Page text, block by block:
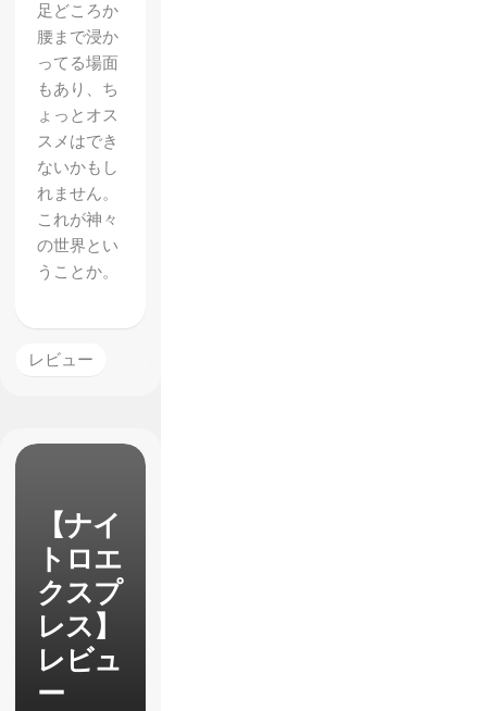
足どころか
腰まで浸か
ってる場面
もあり、ち
ょっとオス
スメはでき
ないかもし
れません。
これが神々
の世界とい
うことか。
レビュー
【ナイ
トロエ
クスプ
レス】
レビュ
ー